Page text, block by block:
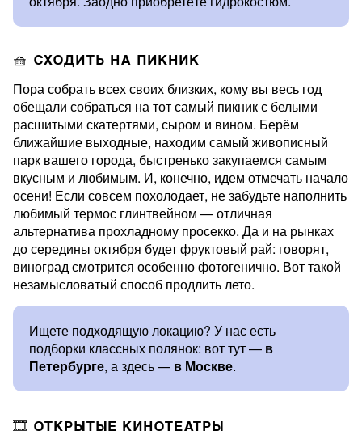
🧺 СХОДИТЬ НА ПИКНИК
Пора собрать всех своих близких, кому вы весь год
обещали собраться на тот самый пикник с белыми
расшитыми скатертями, сыром и вином. Берём
ближайшие выходные, находим самый живописный
парк вашего города, быстренько закупаемся самым
вкусным и любимым. И, конечно, идем отмечать начало
осени! Если совсем похолодает, не забудьте наполнить
любимый термос глинтвейном — отличная
альтернатива прохладному просекко. Да и на рынках
до середины октября будет фруктовый рай: говорят,
виноград смотрится особенно фотогенично. Вот такой
незамысловатый способ продлить лето.
Ищете подходящую локацию? У нас есть
подборки классных полянок: вот тут — в
Петербурге, а здесь — в Москве.
🎞️ ОТКРЫТЫЕ КИНОТЕАТРЫ